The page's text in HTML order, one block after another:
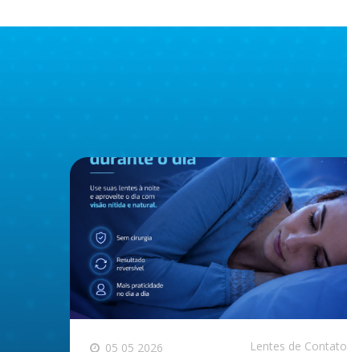
05 05 2026 Lentes de Contato